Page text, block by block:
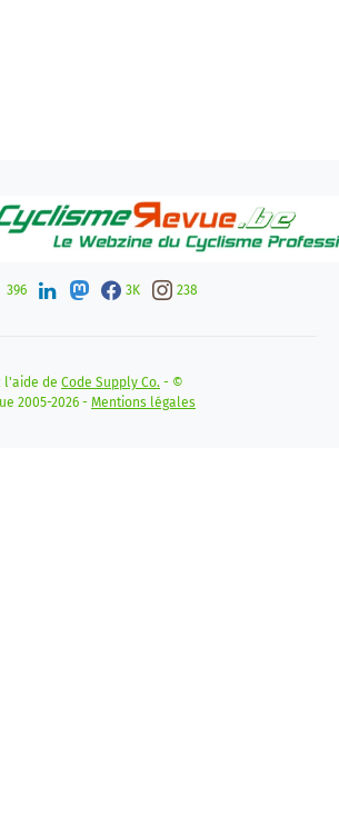
396 3K 238
l'aide de Code Supply Co. - ©
2005-2026 - Mentions légales